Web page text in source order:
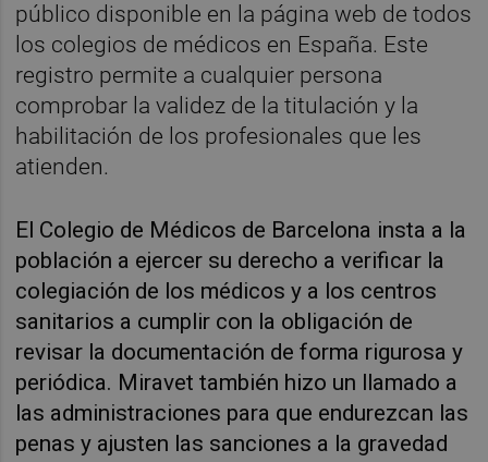
público disponible en la página web de todos
los colegios de médicos en España. Este
registro permite a cualquier persona
comprobar la validez de la titulación y la
habilitación de los profesionales que les
atienden.
El Colegio de Médicos de Barcelona insta a la
población a ejercer su derecho a verificar la
colegiación de los médicos y a los centros
sanitarios a cumplir con la obligación de
revisar la documentación de forma rigurosa y
periódica. Miravet también hizo un llamado a
las administraciones para que endurezcan las
penas y ajusten las sanciones a la gravedad